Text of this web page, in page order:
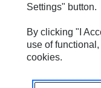
SPM Oil & Gas
Turner Powertrain
Contatti
Settings" button.
By clicking "I
use of
cookies.